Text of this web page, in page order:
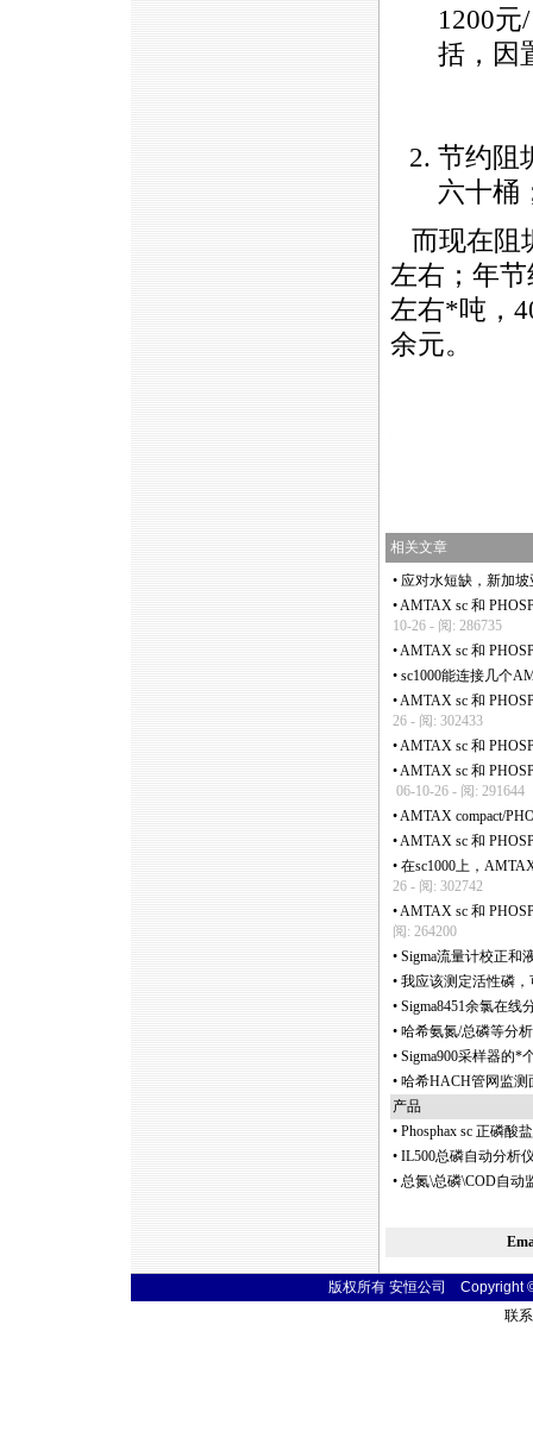
1200
括，因
节约阻
六十桶
而现在阻
左右；年
左右*吨，
余元。
相关文章
• 应对水短缺，新加
•AMTAX sc 和
10-26 - 阅: 286735
•AMTAX sc 和
• sc1000能连接几个
•AMTAX sc 和
26 - 阅: 302433
•AMTAX sc 和
•AMTAX sc 和
06-10-26 - 阅: 291644
•AMTAX compact/
•AMTAX sc 和
• 在sc1000上，
26 - 阅: 302742
•AMTAX sc 和
阅: 264200
• Sigma流量计校正和
• 我应该测定活性磷
• Sigma8451余氯在线
• 哈希氨氮/总磷等分
• Sigma900采样器的*
• 哈希HACH管网监测
产品
• Phosphax sc 正磷酸
• IL500总磷自动分析
• 总氮\总磷\COD自动
版权所有 安恒公司 Copyright
联